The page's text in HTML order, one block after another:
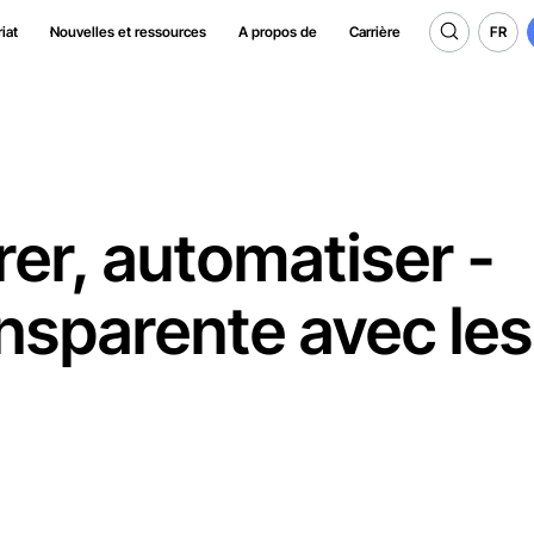
Nouvelles et ressources A propos de Carrière
FR
FR
automatiser -
avec les